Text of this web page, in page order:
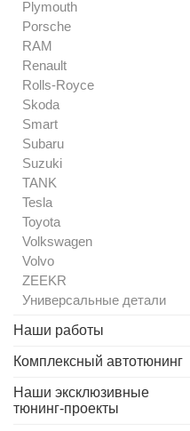
Plymouth
Porsche
RAM
Renault
Rolls-Royce
Skoda
Smart
Subaru
Suzuki
TANK
Tesla
Toyota
Volkswagen
Volvo
ZEEKR
Универсальные детали
Наши работы
Комплексный автотюнинг
Наши эксклюзивные
тюнинг-проекты